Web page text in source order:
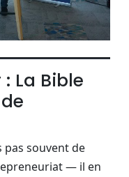
La Bible
pas souvent de
— il en